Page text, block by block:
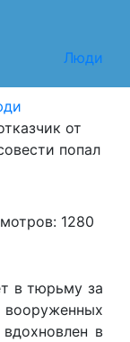
Люди
от
попал
1280
в тюрьму за
в